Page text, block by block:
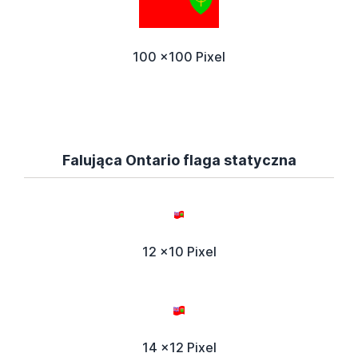
100 x100 Pixel
Falująca Ontario flaga statyczna
12 x10 Pixel
14 x12 Pixel